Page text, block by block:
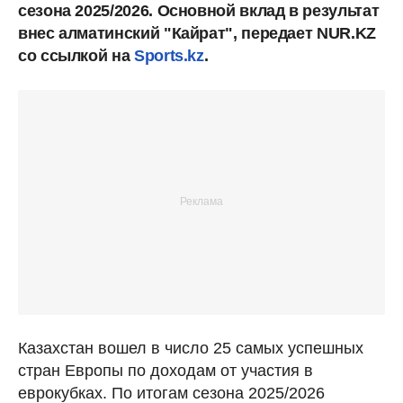
сезона 2025/2026. Основной вклад в результат
внес алматинский "Кайрат", передает NUR.KZ
со ссылкой на Sports.kz.
Казахстан вошел в число 25 самых успешных
стран Европы по доходам от участия в
еврокубках. По итогам сезона 2025/2026